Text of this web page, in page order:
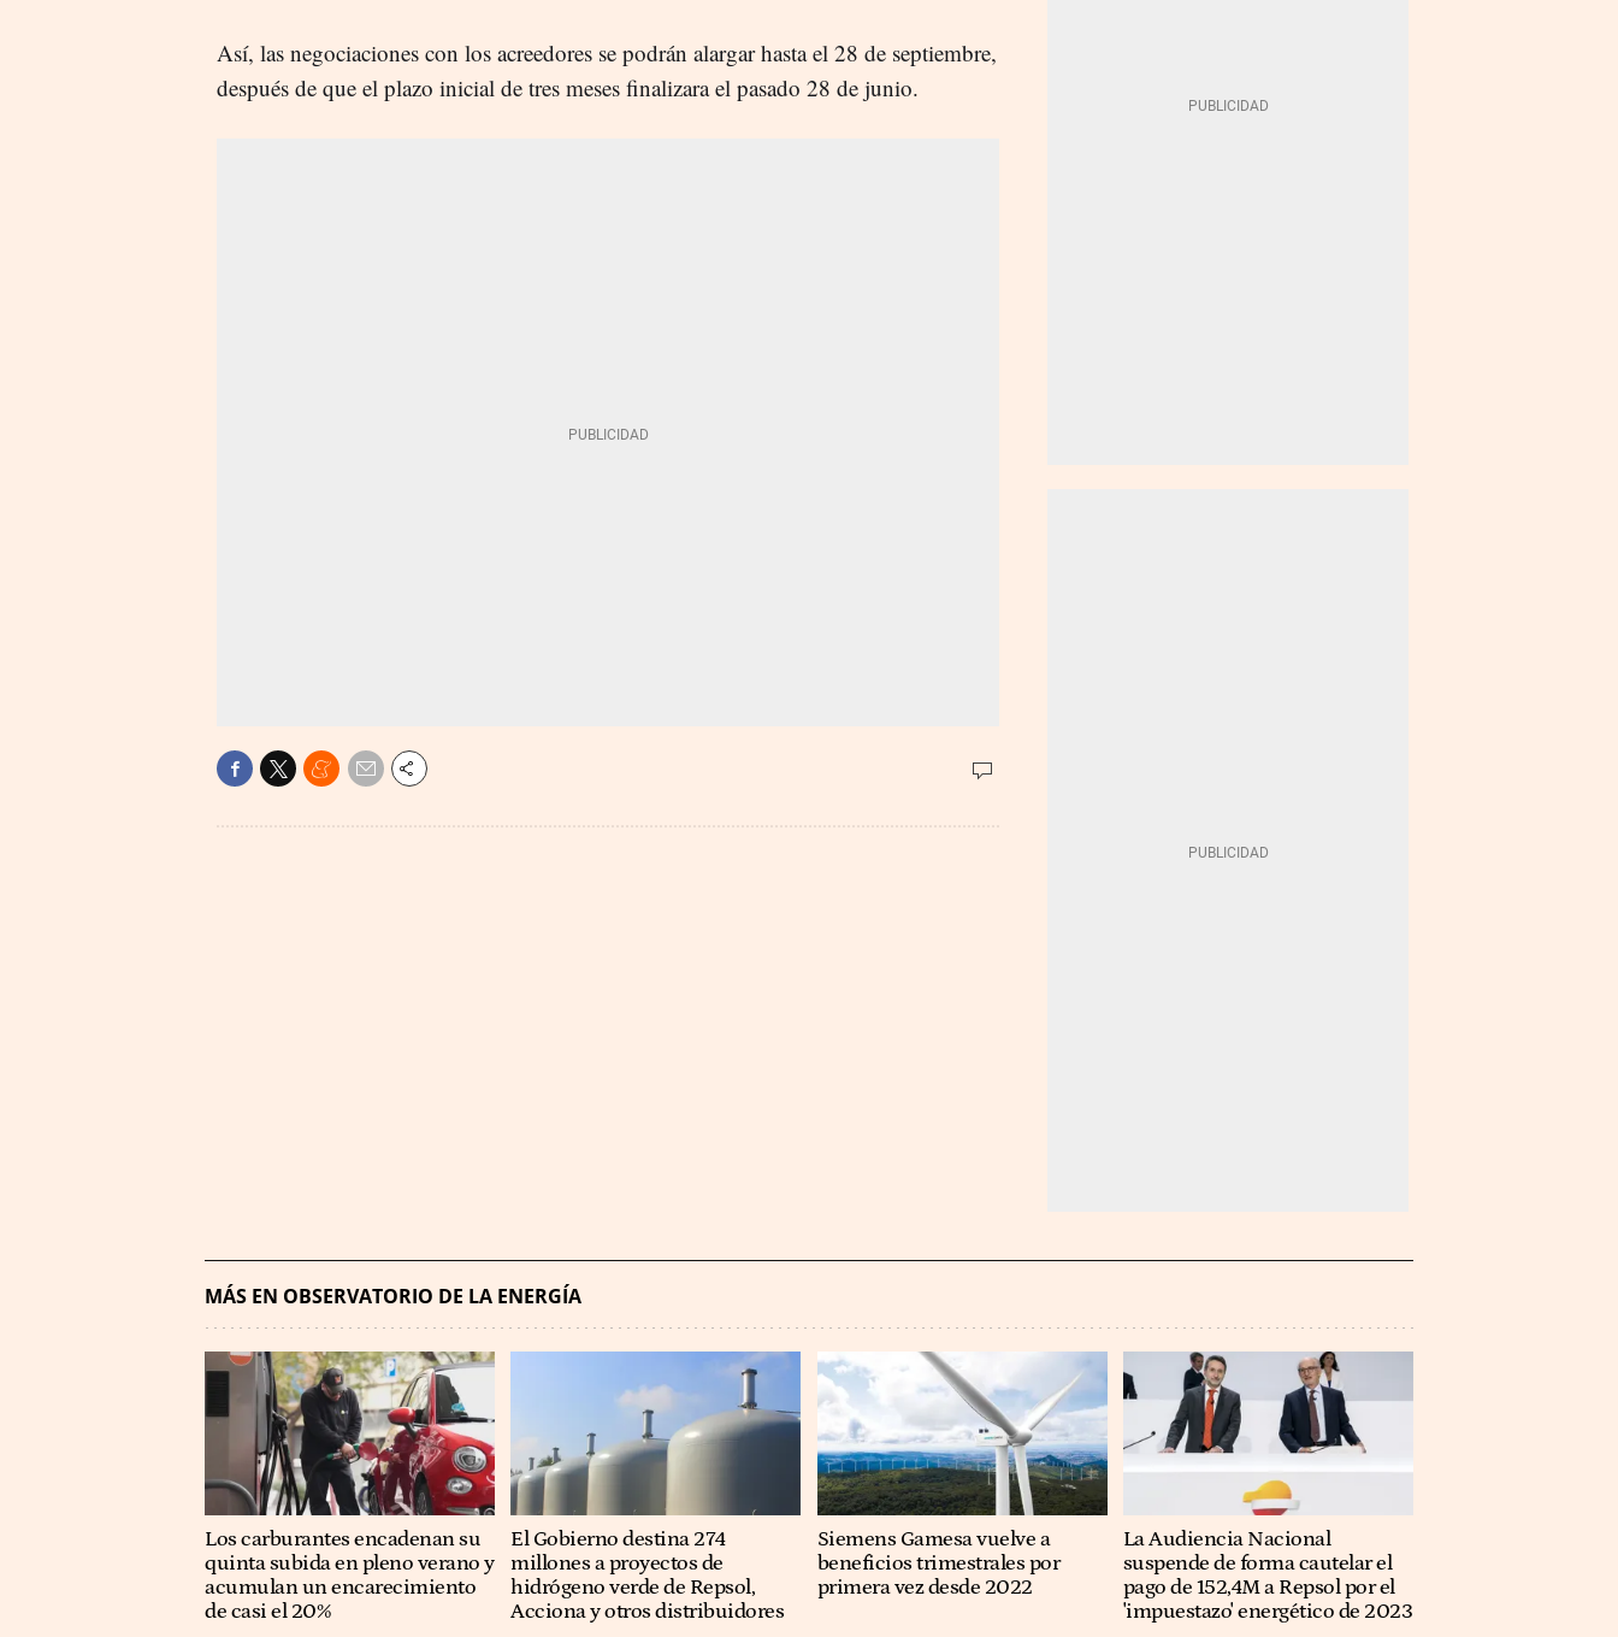
Así, las negociaciones con los acreedores se podrán alargar hasta el 28 de septiembre,
después de que el plazo inicial de tres meses finalizara el pasado 28 de junio.
MÁS EN OBSERVATORIO DE LA ENERGÍA
Los carburantes encadenan su
quinta subida en pleno verano y
acumulan un encarecimiento
de casi el 20%
El Gobierno destina 274
millones a proyectos de
hidrógeno verde de Repsol,
Acciona y otros distribuidores
Siemens Gamesa vuelve a
beneficios trimestrales por
primera vez desde 2022
La Audiencia Nacional
suspende de forma cautelar el
pago de 152,4M a Repsol por el
'impuestazo' energético de 2023